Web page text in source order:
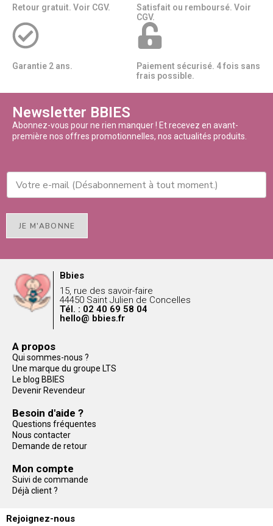
Retour gratuit. Voir CGV.
Satisfait ou remboursé. Voir
CGV.
Garantie 2 ans.
Paiement sécurisé. 4 fois sans
frais possible.
Newsletter BBIES
Abonnez-vous pour ne rien manquer ! Et recevez en avant-
première nos offres promotionnelles, nos actualités produits.
JE M'ABONNE
Bbies
15, rue des savoir-faire
44450 Saint Julien de Concelles
Tél. : 02 40 69 58 04
hello@ bbies.fr
A propos
Qui sommes-nous ?
Une marque du groupe LTS
Le blog BBIES
Devenir Revendeur
Besoin d'aide ?
Questions fréquentes
Nous contacter
Demande de retour
Mon compte
Suivi de commande
Déjà client ?
Rejoignez-nous